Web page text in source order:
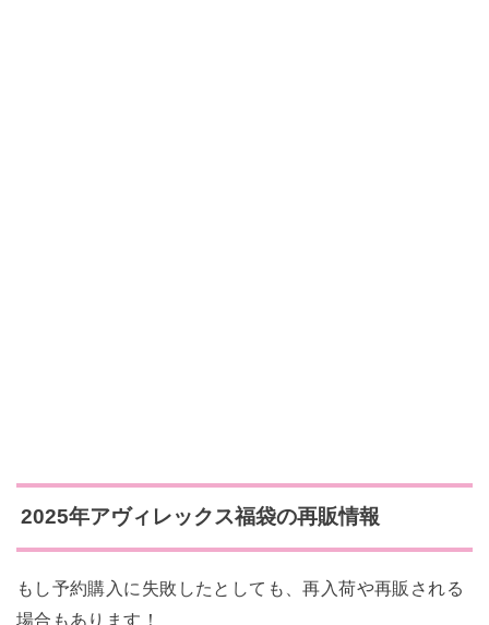
2025年アヴィレックス福袋の再販情報
もし予約購入に失敗したとしても、再入荷や再販される
場合もあります！